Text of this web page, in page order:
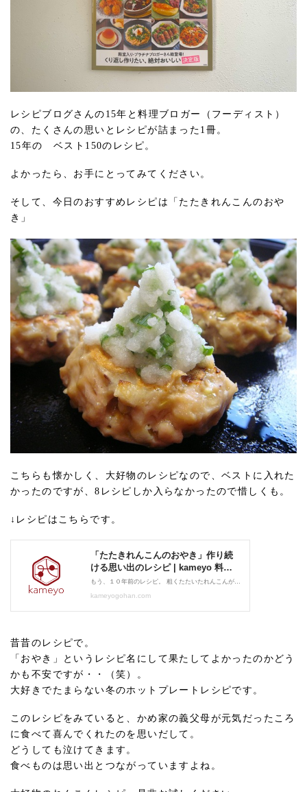
レシピブログさんの15年と料理ブロガー（フーディスト）
の、たくさんの思いとレシピが詰まった1冊。
15年の ベスト150のレシピ。
よかったら、お手にとってみてください。
そして、今日のおすすめレシピは「たたきれんこんのおや
き」
こちらも懐かしく、大好物のレシピなので、ベストに入れた
かったのですが、8レシピしか入らなかったので惜しくも。
↓レシピはこちらです。
昔昔のレシピで。
「おやき」というレシピ名にして果たしてよかったのかどう
かも不安ですが・・（笑）。
大好きでたまらない冬のホットプレートレシピです。
このレシピをみていると、かめ家の義父母が元気だったころ
に食べて喜んでくれたのを思いだして。
どうしても泣けてきます。
食べものは思い出とつながっていますよね。